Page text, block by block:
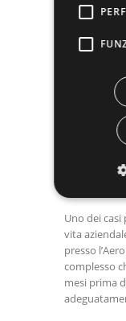
cui si va a
pulizie
esigenze.
di pulizie
Esigenze
dedicato a
aree
Uno dei
vita
presso
complesso
mesi prima